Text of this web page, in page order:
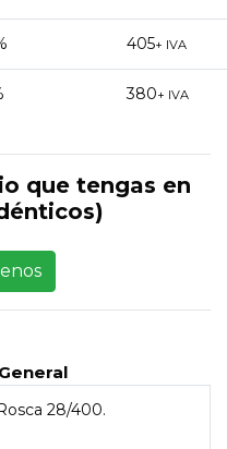
405+ IVA
380+ IVA
que tengas en
28/400.